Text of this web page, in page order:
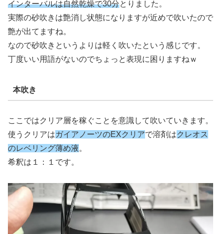
インターバルは自然乾燥で30分とりました。
実際の砂吹きは艶消し状態になりますが近めで吹いたので
艶が出てますね。
なので砂吹きというよりは軽く吹いたという感じです。
丁度いい用語がないのでちょっと表現に困りますねｗ
本吹き
ここではクリア層を稼ぐことを意識して吹いていきます。
使うクリアはガイアノーツのEXクリアで溶剤はクレオス
のレベリング薄め液。
希釈は１：１です。